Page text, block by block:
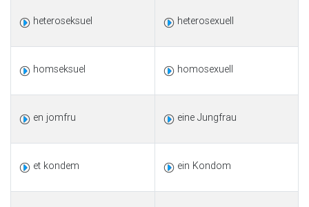
heteroseksuel heterosexuell
homseksuel homosexuell
en jomfru eine Jungfrau
et kondem ein Kondom